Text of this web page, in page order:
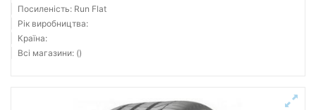
Посиленість: Run Flat
Рік виробництва:
Країна:
Всі магазини: ()
Скинути